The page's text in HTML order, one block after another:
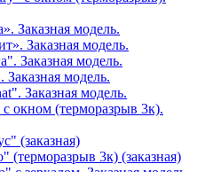
Заказная модель.
Заказная модель.
Заказная модель.
Заказная модель.
Заказная модель.
окном (терморазрыв 3к).
(заказная)
(терморазрыв 3к) (заказная)